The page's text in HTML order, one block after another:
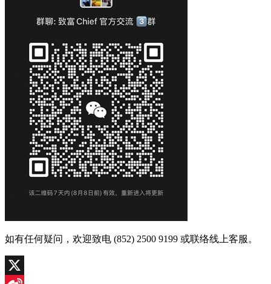
如有任何疑问，欢迎致电 (852) 2500 9199 或联络线上客服。